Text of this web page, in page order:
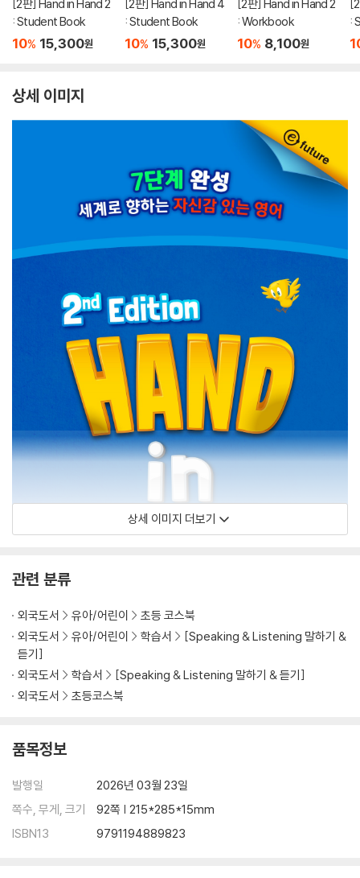
[2판] Hand in Hand 2
: Student Book
10% 15,300원
[2판] Hand in Hand 4
: Student Book
10% 15,300원
[2판] Hand in Hand 2
: Workbook
10% 8,100원
:
상세 이미지
상세 이미지 더보기
관련 분류
외국도서 유아/어린이
초등 코스북
외국도서
유아/어린이 학습서
[Speaking & Listening 말하기 &
듣기]
외국도서
학습서
[Speaking & Listening 말하기 & 듣기]
외국도서
초등코스북
품목정보
발행일
2026년 03월 23일
쪽수, 무게, 크기
92쪽 | 215*285*15mm
ISBN13
9791194889823